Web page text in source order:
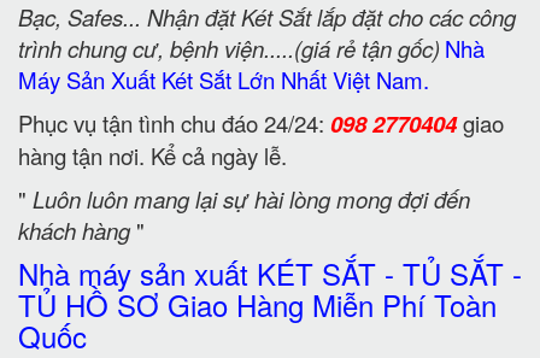
Bạc, Safes... Nhận đặt Két Sắt lắp đặt cho các công
trình chung cư, bệnh viện.....(giá rẻ tận gốc) Nhà
Máy Sản Xuất Két Sắt Lớn Nhất Việt Nam.
Phục vụ tận tình chu đáo 24/24: 098 2770404giao
hàng tận nơi. Kể cả ngày lễ.
" Luôn luôn mang lại sự hài lòng mong đợi đến
khách hàng"
Nhà máy sản xuất KÉT SẮT - TỦ SẮT -
TỦ HỒ SƠ Giao Hàng Miễn Phí Toàn
Quốc